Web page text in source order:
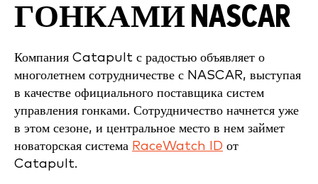
ГОНКАМИ NASCAR
Компания Catapult с радостью объявляет о
многолетнем сотрудничестве с NASCAR, выступая
в качестве официального поставщика систем
управления гонками. Сотрудничество начнется уже
в этом сезоне, и центральное место в нем займет
новаторская система RaceWatch ID от
Catapult.